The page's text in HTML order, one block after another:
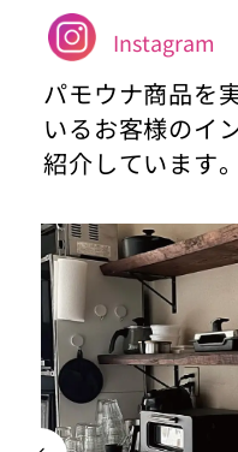
Instagram
パモウナ商品を
いるお客様のイ
紹介しています。